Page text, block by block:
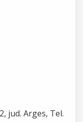
jud. Arges, Tel.